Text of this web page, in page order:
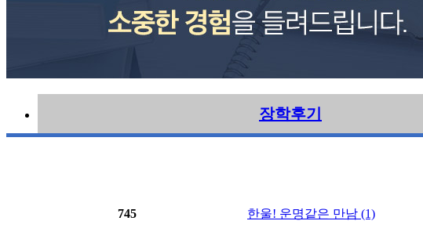
장학후기
745 한울! 운명같은 만남 (1)